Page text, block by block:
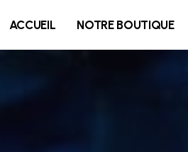
ACCUEIL NOTRE BOUTIQUE